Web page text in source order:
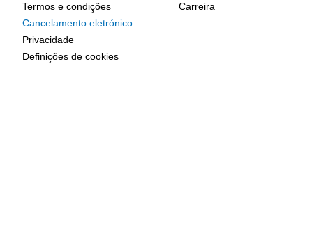
Termos e condições
Cancelamento eletrónico
Privacidade
Definições de cookies
Carreira